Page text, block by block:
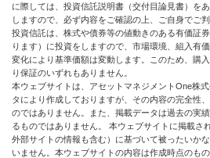
に際しては、投資信託説明書（交付目論見書）を
しますので、必ず内容をご確認の上、ご自身でご判
投資信託は、株式や債券等の値動きのある有価証
ります）に投資をしますので、市場環境、組入有
変化により基準価額は変動します。このため、購
り保証のいずれもありません。
本ウェブサイトは、アセットマネジメントOne株
タにより作成しておりますが、その内容の完全性
のではありません。また、掲載データは過去の実
るものではありません。 本ウェブサイトに掲載さ
外部サイトの情報も含む）に基づいて被ったいか
いません。本ウェブサイトの内容は作成時点のも